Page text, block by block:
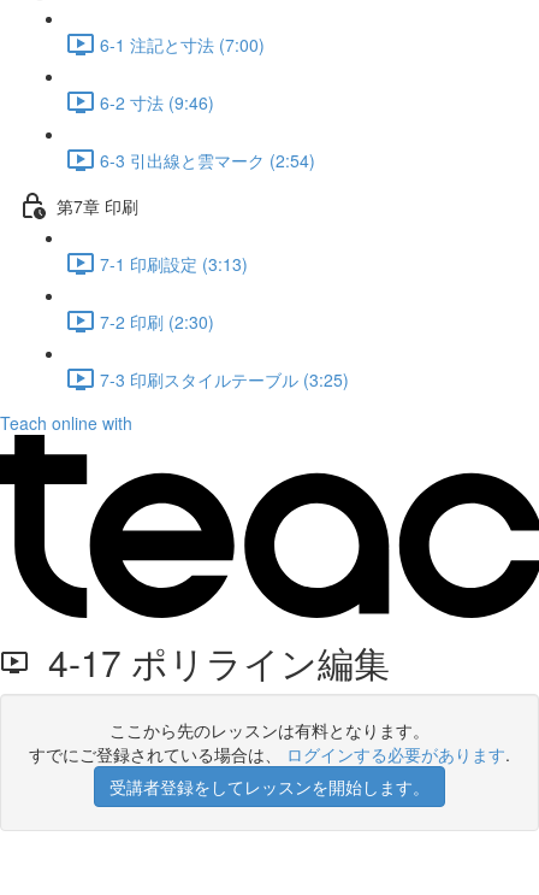
6-1 注記と寸法 (7:00)
6-2 ⼨法 (9:46)
6-3 引出線と雲マーク (2:54)
第7章 印刷
7-1 印刷設定 (3:13)
7-2 印刷 (2:30)
7-3 印刷スタイルテーブル (3:25)
Teach online with
4-17 ポリライン編集
ここから先のレッスンは有料となります。
すでにご登録されている場合は、 ログインする必要があります.
受講者登録をしてレッスンを開始します。